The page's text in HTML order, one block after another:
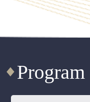
Program